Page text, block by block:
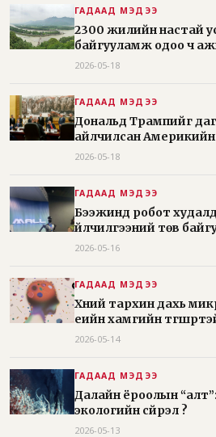
ГАДААД МЭДЭЭ
2300 жилийн настай
байгууламж одоо ч
2026-05-18
ГАДААД МЭДЭЭ
Дональд Трампийг
айлчилсан
2026-05-18
ГАДААД МЭДЭЭ
Бээжинд робот
үйлчилгээний төв
2026-05-16
ГАДААД МЭДЭЭ
Хүний тархин дахь
үеийн хамгийн
2026-05-14
ГАДААД МЭДЭЭ
Далайн ёроолын “алт”:
экологийн сүйрэл үү?
2026-05-13